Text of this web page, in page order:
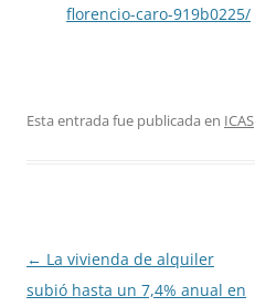
florencio-caro-919b0225/
Esta entrada fue publicada en ICAS
Navegación
de
← La vivienda de alquiler
subió hasta un 7,4% anual en